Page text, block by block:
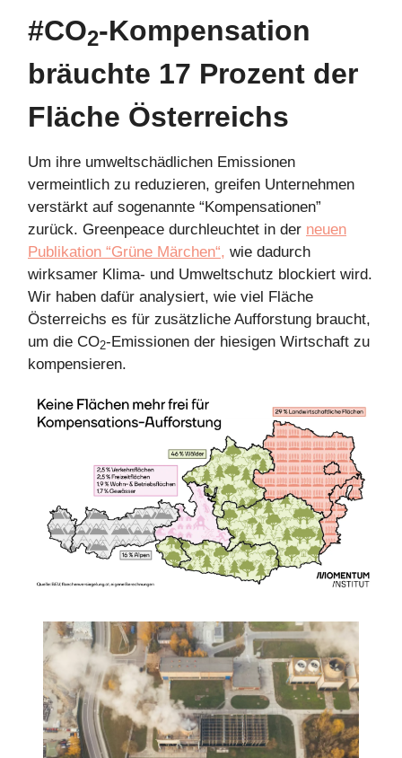
#CO2-Kompensation
bräuchte 17 Prozent der
Fläche Österreichs
Um ihre umweltschädlichen Emissionen
vermeintlich zu reduzieren, greifen Unternehmen
verstärkt auf sogenannte “Kompensationen”
zurück. Greenpeace durchleuchtet in der neuen
Publikation “Grüne Märchen“, wie dadurch
wirksamer Klima- und Umweltschutz blockiert wird.
Wir haben dafür analysiert, wie viel Fläche
Österreichs es für zusätzliche Aufforstung braucht,
um die CO2-Emissionen der hiesigen Wirtschaft zu
kompensieren.